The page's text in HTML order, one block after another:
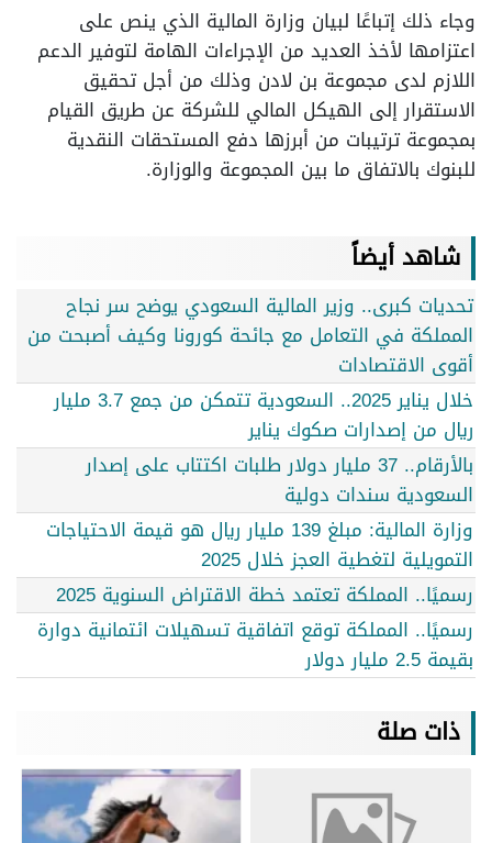
وجاء ذلك إتباعًا لبيان وزارة المالية الذي ينص على
اعتزامها لأخذ العديد من الإجراءات الهامة لتوفير الدعم
اللازم لدى مجموعة بن لادن وذلك من أجل تحقيق
الاستقرار إلى الهيكل المالي للشركة عن طريق القيام
بمجموعة ترتيبات من أبرزها دفع المستحقات النقدية
للبنوك بالاتفاق ما بين المجموعة والوزارة.
شاهد أيضاً
تحديات كبرى.. وزير المالية السعودي يوضح سر نجاح
المملكة في التعامل مع جائحة كورونا وكيف أصبحت من
أقوى الاقتصادات
خلال يناير 2025.. السعودية تتمكن من جمع 3.7 مليار
ريال من إصدارات صكوك يناير
بالأرقام.. 37 مليار دولار طلبات اكتتاب على إصدار
السعودية سندات دولية
وزارة المالية: مبلغ 139 مليار ريال هو قيمة الاحتياجات
التمويلية لتغطية العجز خلال 2025
رسميًا.. المملكة تعتمد خطة الاقتراض السنوية 2025
رسميًا.. المملكة توقع اتفاقية تسهيلات ائتمانية دوارة
بقيمة 2.5 مليار دولار
ذات صلة